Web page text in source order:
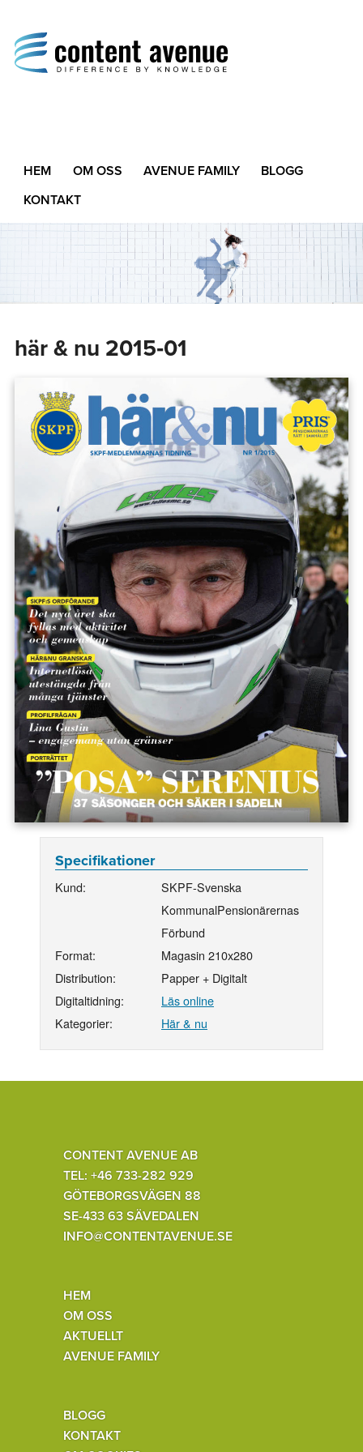
Difference by Knowledge
HEM OM OSS AVENUE FAMILY
BLOGG
KONTAKT
här & nu 2015‑01
Specifikationer
Kund:
SKPF-Svenska
KommunalPensionärernas
Förbund
Format:
Magasin 210x280
Distribution:
Papper + Digitalt
Digitaltidning:
Läs online
Kategorier:
Här & nu
CONTENT AVENUE AB
TEL: +46 733-282 929
GÖTEBORGSVÄGEN 88
SE-433 63 SÄVEDALEN
INFO@CONTENTAVENUE.SE
HEM
OM OSS
AKTUELLT
AVENUE FAMILY
BLOGG
KONTAKT